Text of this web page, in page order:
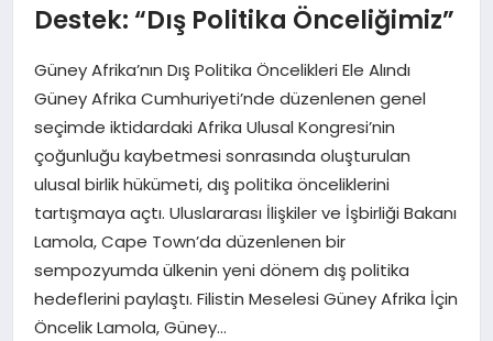
TEKNOLOJI
YAŞAM
Destek: “Dış Politika Önceliğimiz”
Güney Afrika’nın Dış Politika Öncelikleri Ele Alındı
Güney Afrika Cumhuriyeti’nde düzenlenen genel
seçimde iktidardaki Afrika Ulusal Kongresi’nin
çoğunluğu kaybetmesi sonrasında oluşturulan
ulusal birlik hükümeti, dış politika önceliklerini
tartışmaya açtı. Uluslararası İlişkiler ve İşbirliği Bakanı
Lamola, Cape Town’da düzenlenen bir
sempozyumda ülkenin yeni dönem dış politika
hedeflerini paylaştı. Filistin Meselesi Güney Afrika İçin
Öncelik Lamola, Güney…